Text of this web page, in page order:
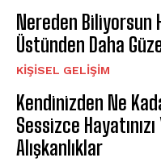
Nereden Biliyorsun
Üstünden Daha
KIŞISEL GELIŞIM
Kendinizden Ne
Sessizce
Alışkanlıklar